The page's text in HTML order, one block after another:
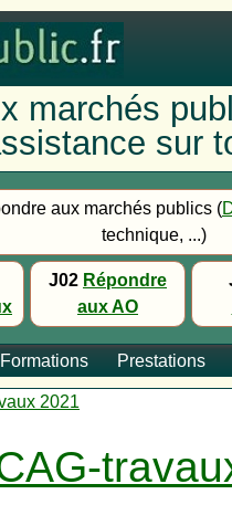
marchés
sur
aux marchés publics (
technique, ...)
J02 Répondre
aux AO
Formations Prestations
2021